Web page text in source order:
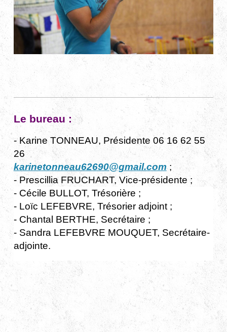
Le bureau :
- Karine TONNEAU, Présidente 06 16 62 55
26
karinetonneau62690@gmail.com ;
- Prescillia FRUCHART, Vice-présidente ;
- Cécile BULLOT, Trésorière ;
- Loïc LEFEBVRE, Trésorier adjoint ;
- Chantal BERTHE, Secrétaire ;
- Sandra LEFEBVRE MOUQUET, Secrétaire-
adjointe.